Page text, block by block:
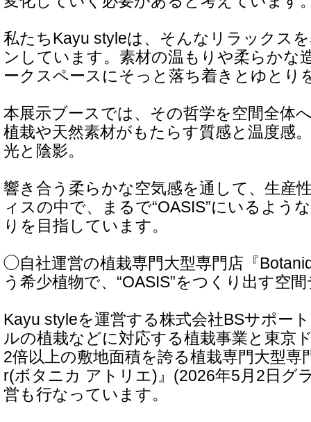
私たちKayu styleは、そんなリラックス
ンしています。素材の温もりや柔らかな
ークスペースにそっと落ち着きとゆとり
本展示ブースでは、その哲学を空間全体
植栽や天然素材がもたらす質感と温度感
光と陰影。
響き合う柔らかな空気感を通して、生産
ィスの中で、まるで“OASIS”にいるよう
りを目指しています。
◯自社運営の植栽専門大型専門店『
う希少植物で、“OASIS”をつくり出す空
Kayu styleを運営する株式会社BSサポー
ルの植栽などに対応する植栽事業と東京
2倍以上の敷地面積を誇る植栽専門大型専
r(ボタニカ アトリエ)』(2026年5月2日グ
営も行なっています。